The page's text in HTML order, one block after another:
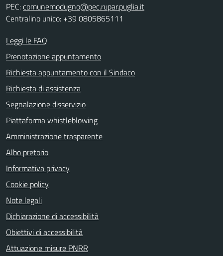
PEC:comunemodugno@pec.rupar.puglia.it
Centralino unico: +39 0805865111
Leggi le FAQ
Prenotazione appuntamento
Richiesta appuntamento con il Sindaco
Richiesta di assistenza
Segnalazione disservizio
Piattaforma whistleblowing
Amministrazione trasparente
Albo pretorio
Informativa privacy
Cookie policy
Note legali
Dichiarazione di accessibilità
Obiettivi di accessibilità
Attuazione misure PNRR